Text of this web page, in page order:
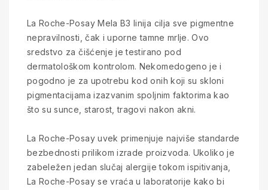
La Roche-Posay Mela B3 linija cilja sve pigmentne
nepravilnosti, čak i uporne tamne mrlje. Ovo
sredstvo za čišćenje je testirano pod
dermatološkom kontrolom. Nekomedogeno je i
pogodno je za upotrebu kod onih koji su skloni
pigmentacijama izazvanim spoljnim faktorima kao
što su sunce, starost, tragovi nakon akni.
La Roche-Posay uvek primenjuje najviše standarde
bezbednosti prilikom izrade proizvoda. Ukoliko je
zabeležen jedan slučaj alergije tokom ispitivanja,
La Roche-Posay se vraća u laboratorije kako bi